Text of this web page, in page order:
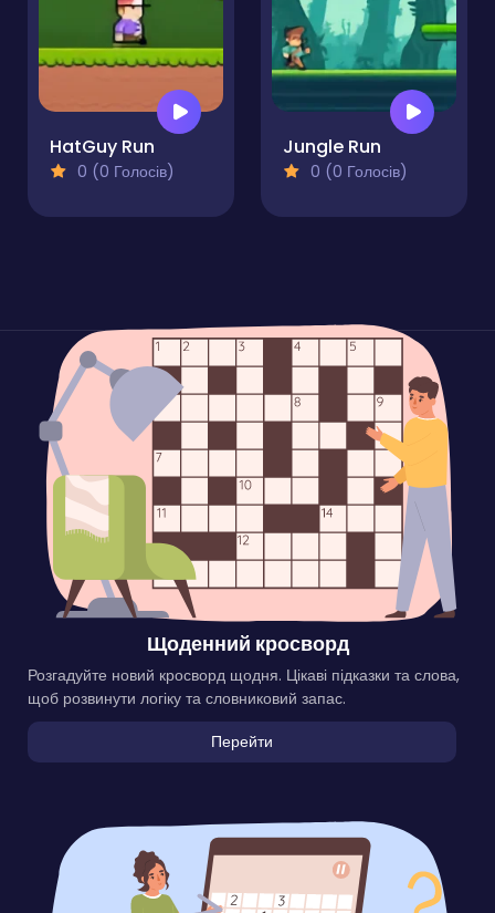
HatGuy Run
0 (0 Голосів)
Jungle Run
0 (0 Голосів)
Щоденний кросворд
Розгадуйте новий кросворд щодня. Цікаві підказки та слова,
щоб розвинути логіку та словниковий запас.
Перейти